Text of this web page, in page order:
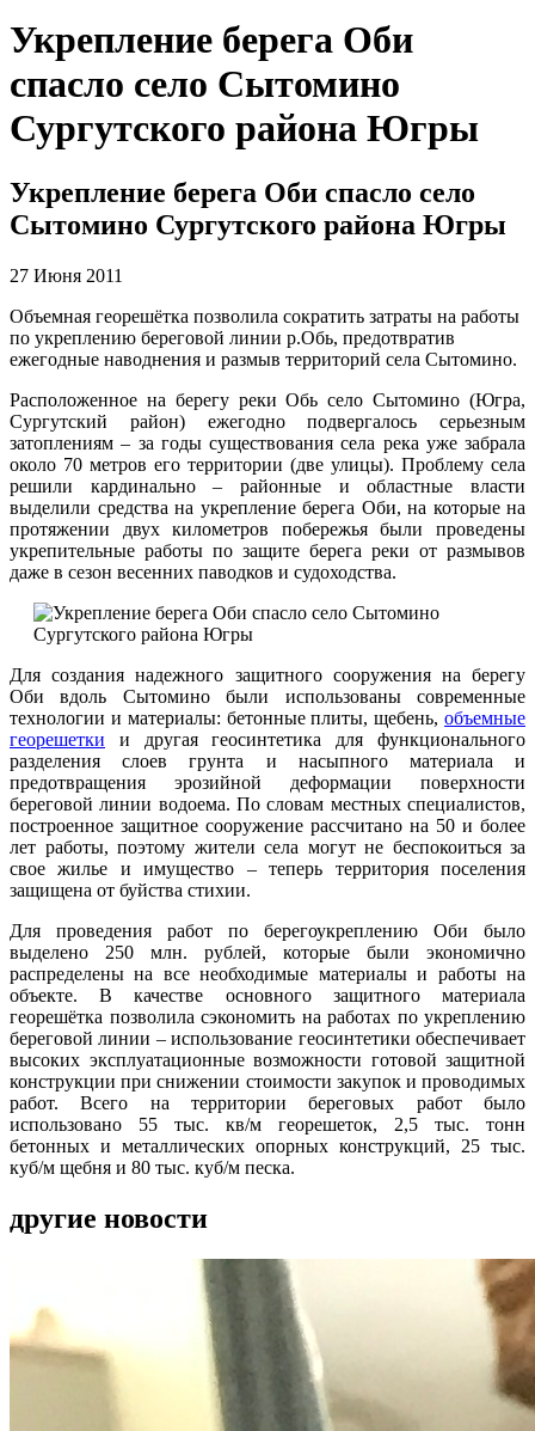
Укрепление берега Оби
спасло село Сытомино
Сургутского района Югры
Укрепление берега Оби спасло село
Сытомино Сургутского района Югры
27 Июня 2011
Объемная георешётка позволила сократить затраты на работы
по укреплению береговой линии р.Обь, предотвратив
ежегодные наводнения и размыв территорий села Сытомино.
Расположенное на берегу реки Обь село Сытомино (Югра,
Сургутский район) ежегодно подвергалось серьезным
затоплениям – за годы существования села река уже забрала
около 70 метров его территории (две улицы). Проблему села
решили кардинально – районные и областные власти
выделили средства на укрепление берега Оби, на которые на
протяжении двух километров побережья были проведены
укрепительные работы по защите берега реки от размывов
даже в сезон весенних паводков и судоходства.
Для создания надежного защитного сооружения на берегу
Оби вдоль Сытомино были использованы современные
технологии и материалы: бетонные плиты, щебень, объемные
георешетки и другая геосинтетика для функционального
разделения слоев грунта и насыпного материала и
предотвращения эрозийной деформации поверхности
береговой линии водоема. По словам местных специалистов,
построенное защитное сооружение рассчитано на 50 и более
лет работы, поэтому жители села могут не беспокоиться за
свое жилье и имущество – теперь территория поселения
защищена от буйства стихии.
Для проведения работ по берегоукреплению Оби было
выделено 250 млн. рублей, которые были экономично
распределены на все необходимые материалы и работы на
объекте. В качестве основного защитного материала
георешётка позволила сэкономить на работах по укреплению
береговой линии – использование геосинтетики обеспечивает
высоких эксплуатационные возможности готовой защитной
конструкции при снижении стоимости закупок и проводимых
работ. Всего на территории береговых работ было
использовано 55 тыс. кв/м георешеток, 2,5 тыс. тонн
бетонных и металлических опорных конструкций, 25 тыс.
куб/м щебня и 80 тыс. куб/м песка.
другие новости